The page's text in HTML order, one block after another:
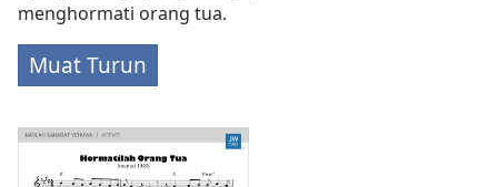
menghormati orang tua.
Muat Turun